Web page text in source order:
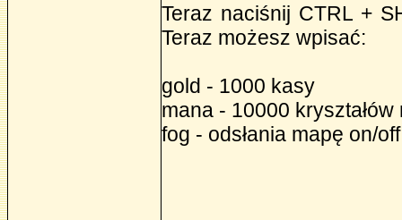
Teraz naciśnij CTRL +
Teraz możesz wpisać:
gold - 1000 kasy
mana - 10000 kryształów
fog - odsłania mapę on/off